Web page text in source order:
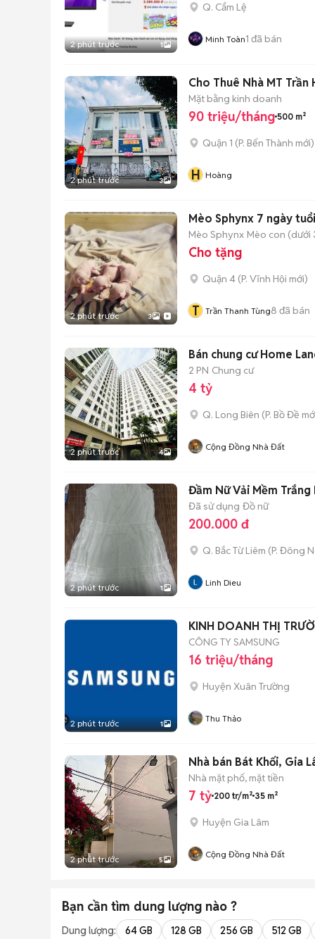
2 phút trước 1
Q. Cẩm Lệ
Minh Toàn1 đã bán
2 phút trước 3
Cho Thuê Nhà MT Trần
Mặt bằng kinh doanh
90 triệu/tháng 500 m²
Quận 1 (P. Bến Thành mới)
H Hoàng
2 phút trước 3
Mèo Sphynx 7 ngày
Mèo Sphynx Mèo con (dưới
Cho tặng
Quận 4 (P. Vĩnh Hội mới)
T Trần Thanh Tùng8 đã bán
2 phút trước 4
Bán chung cư Home
2 PN Chung cư
4 tỷ
Q. Long Biên (P. Bồ Đề
Cộng Đồng Nhà Đất
2 phút trước 1
Đầm Nữ Vải Mềm Trắng
Đã sử dụng Đồ nữ
200.000 đ
Q. Bắc Từ Liêm (P. Đông
Linh Dieu
2 phút trước 1
KINH DOANH THỊ
CÔNG TY SAMSUNG
16 triệu/tháng
Huyện Xuân Trường
Thu Thảo
2 phút trước 5
Nhà bán Bát Khối, Gia
Nhà mặt phố, mặt tiền
7 tỷ 200 tr/m² 35 m²
Huyện Gia Lâm
Cộng Đồng Nhà Đất
Bạn cần tìm dung lượng nào ?
Dung lượng: 64 GB 128 GB 256 GB 512 GB